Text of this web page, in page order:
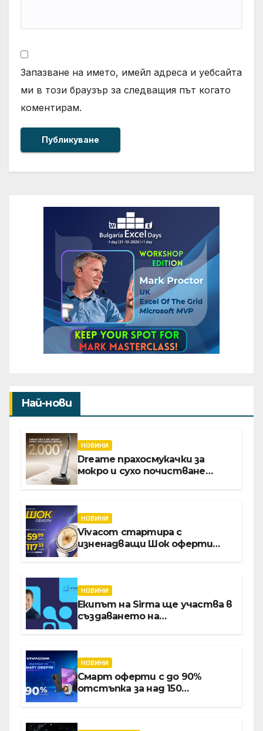
Запазване на името, имейл адреса и уебсайта
ми в този браузър за следващия път когато
коментирам.
Най-нови
НОВИНИ
Dreame прахосмукачки за
мокро и сухо почистване
НОВИНИ
Vivacom стартира с
изненадващи Шок оферти
НОВИНИ
Екипът на Sirma ще участва в
създаването на
хотелиерството
НОВИНИ
Смарт оферти с до 90%
отстъпка за над 150